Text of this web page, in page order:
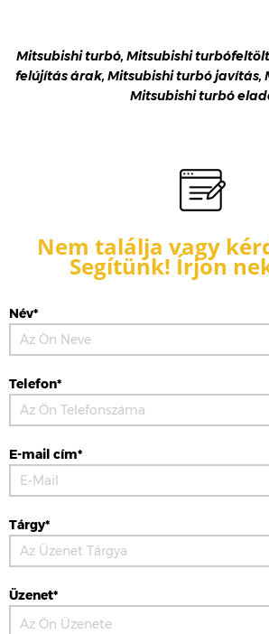
Mitsubishi turbó, Mitsubishi
felújítás árak, Mitsubishi turbó javítás,
Mitsubishi turbó
Nem találja vagy
Segítünk! Írjon
Név*
Telefon*
E-mail cím*
Tárgy*
Üzenet*